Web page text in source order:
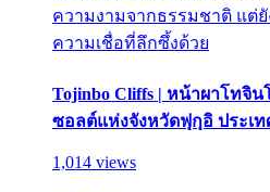
ความงามจากธรรมชาติ แต่
ความเชื่อที่ลึกซึ้งด้วย
Tojinbo Cliffs | หน้าผาโทจิ
ซอลต์แห่งจังหวัดฟุกุอิ ประเ
1,014 views